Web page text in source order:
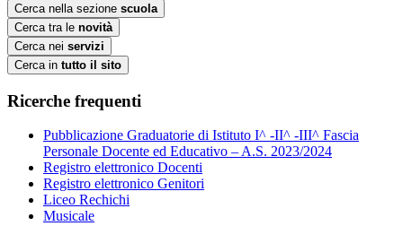
Cerca nella sezione scuola
Cerca tra le novità
Cerca nei servizi
Cerca in tutto il sito
Ricerche frequenti
Pubblicazione Graduatorie di Istituto I^ -II^ -III^ Fascia
Personale Docente ed Educativo – A.S. 2023/2024
Registro elettronico Docenti
Registro elettronico Genitori
Liceo Rechichi
Musicale